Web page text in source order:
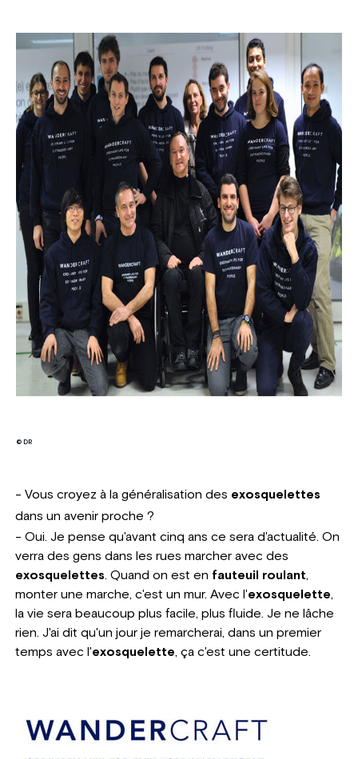
© DR
- Vous croyez à la généralisation des exosquelettes
dans un avenir proche ?
- Oui. Je pense qu'avant cinq ans ce sera d'actualité. On
verra des gens dans les rues marcher avec des
exosquelettes. Quand on est en fauteuil roulant,
monter une marche, c'est un mur. Avec l'exosquelette,
la vie sera beaucoup plus facile, plus fluide. Je ne lâche
rien. J'ai dit qu'un jour je remarcherai, dans un premier
temps avec l'exosquelette, ça c'est une certitude.